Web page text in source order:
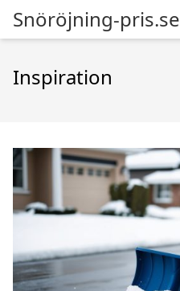
Snöröjning-pris.se
Inspiration